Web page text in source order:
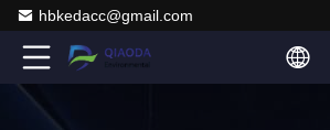
hbkedacc@gmail.com